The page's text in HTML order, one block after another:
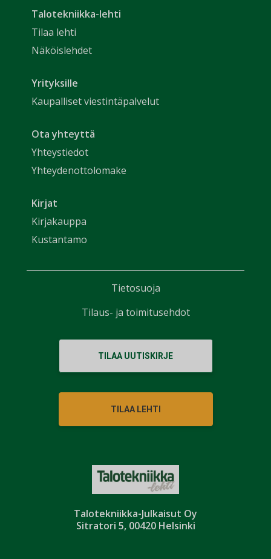
Talotekniikka-Julkaisut Oy
Sitratori 5, 00420 Helsinki
Talotekniikka-lehti
Tilaa lehti
Näköislehdet
Yrityksille
Kaupalliset viestintäpalvelut
Ota yhteyttä
Yhteystiedot
Yhteydenottolomake
Kirjat
Kirjakauppa
Kustantamo
TILAA UUTISKIRJE
TILAA LEHTI
Tietosuoja
Tilaus- ja toimitusehdot